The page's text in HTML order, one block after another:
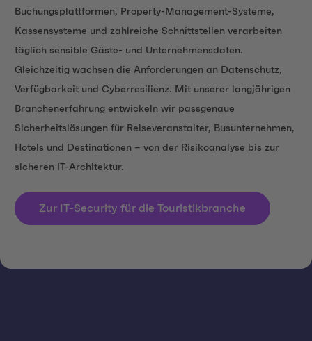
Buchungsplattformen, Property-Management-Systeme,
Kassensysteme und zahlreiche Schnittstellen verarbeiten
täglich sensible Gäste- und Unternehmensdaten.
Gleichzeitig wachsen die Anforderungen an Datenschutz,
Verfügbarkeit und Cyberresilienz. Mit unserer langjährigen
Branchenerfahrung entwickeln wir passgenaue
Sicherheitslösungen für Reiseveranstalter, Busunternehmen,
Hotels und Destinationen – von der Risikoanalyse bis zur
sicheren IT-Architektur.
Zur IT-Security für die Touristikbranche